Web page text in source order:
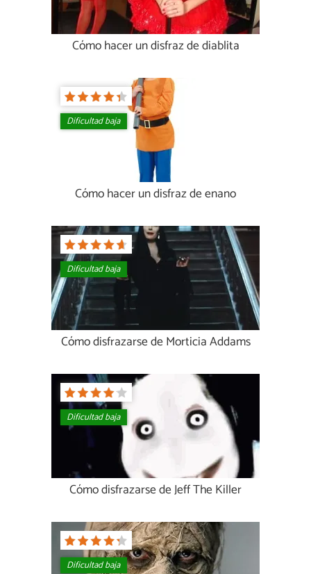
Cómo hacer un disfraz de diablita
Dificultad baja
Cómo hacer un disfraz de enano
Dificultad baja
Cómo disfrazarse de Morticia Addams
Dificultad baja
Cómo disfrazarse de Jeff The Killer
Dificultad baja